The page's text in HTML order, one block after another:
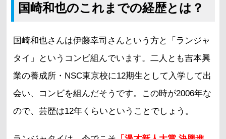
国崎和也のこれまでの経歴とは？
国崎和也さんは伊藤幸司さんという方と「ランジャ
タイ」というコンビ組んでいます。二人とも吉本興
業の養成所・NSC東京校に12期生として入学して出
会い、コンビを組んだそうです。この時が2006年な
ので、芸歴は12年くらいということでしょう。